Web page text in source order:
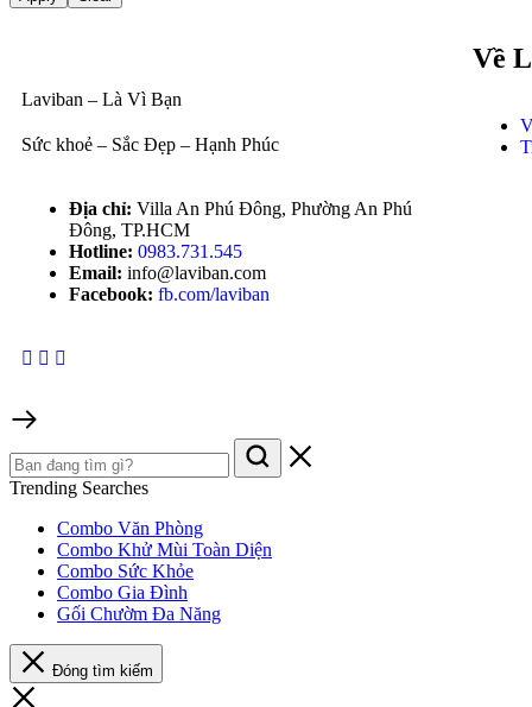
Laviban – Là Vì Bạn
Sức khoẻ – Sắc Đẹp – Hạnh Phúc
Địa chỉ: Villa An Phú Đông, Phường An Phú
Đông, TP.HCM
Hotline: 0983.731.545
Email: info@laviban.com
Facebook: fb.com/laviban
Về
Trending Searches
Combo Văn Phòng
Combo Khử Mùi Toàn Diện
Combo Sức Khỏe
Combo Gia Đình
Gối Chườm Đa Năng
Đóng tìm kiếm